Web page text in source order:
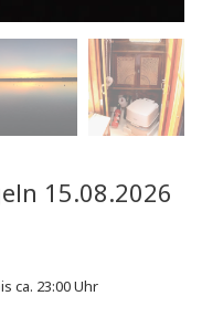
15.08.2026
ca. 23:00 Uhr